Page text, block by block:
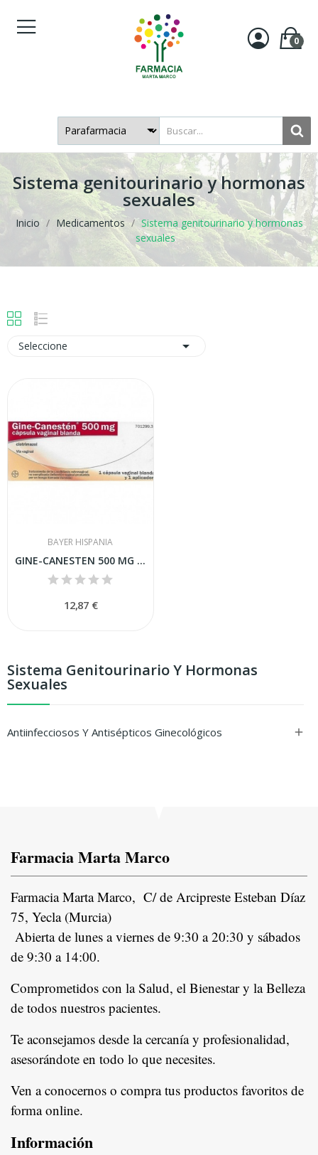
0
Sistema genitourinario y hormonas
sexuales
Inicio Medicamentos
Sistema genitourinario y hormonas
sexuales
Sistema Genitourinario Y Hormonas
Sexuales
Antiinfecciosos Y Antisépticos Ginecológicos 
Seleccione 
BAYER HISPANIA
GINE-CANESTEN 500 MG CAPSULA VAGINAL BLANDA ,...
12,87 €
Farmacia Marta Marco
Farmacia Marta Marco, C/ de Arcipreste Esteban Díaz
75, Yecla (Murcia)
Abierta de lunes a viernes de 9:30 a 20:30 y sábados
de 9:30 a 14:00.
Comprometidos con la Salud, el Bienestar y la Belleza
de todos nuestros pacientes.
Te aconsejamos desde la cercanía y profesionalidad,
asesorándote en todo lo que necesites.
Ven a conocernos o compra tus productos favoritos de
forma online.
Información